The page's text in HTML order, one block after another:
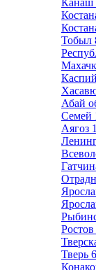
Канаш
Тобыл
Абай
Семей
Аягоз 1
Ростов
Тверь